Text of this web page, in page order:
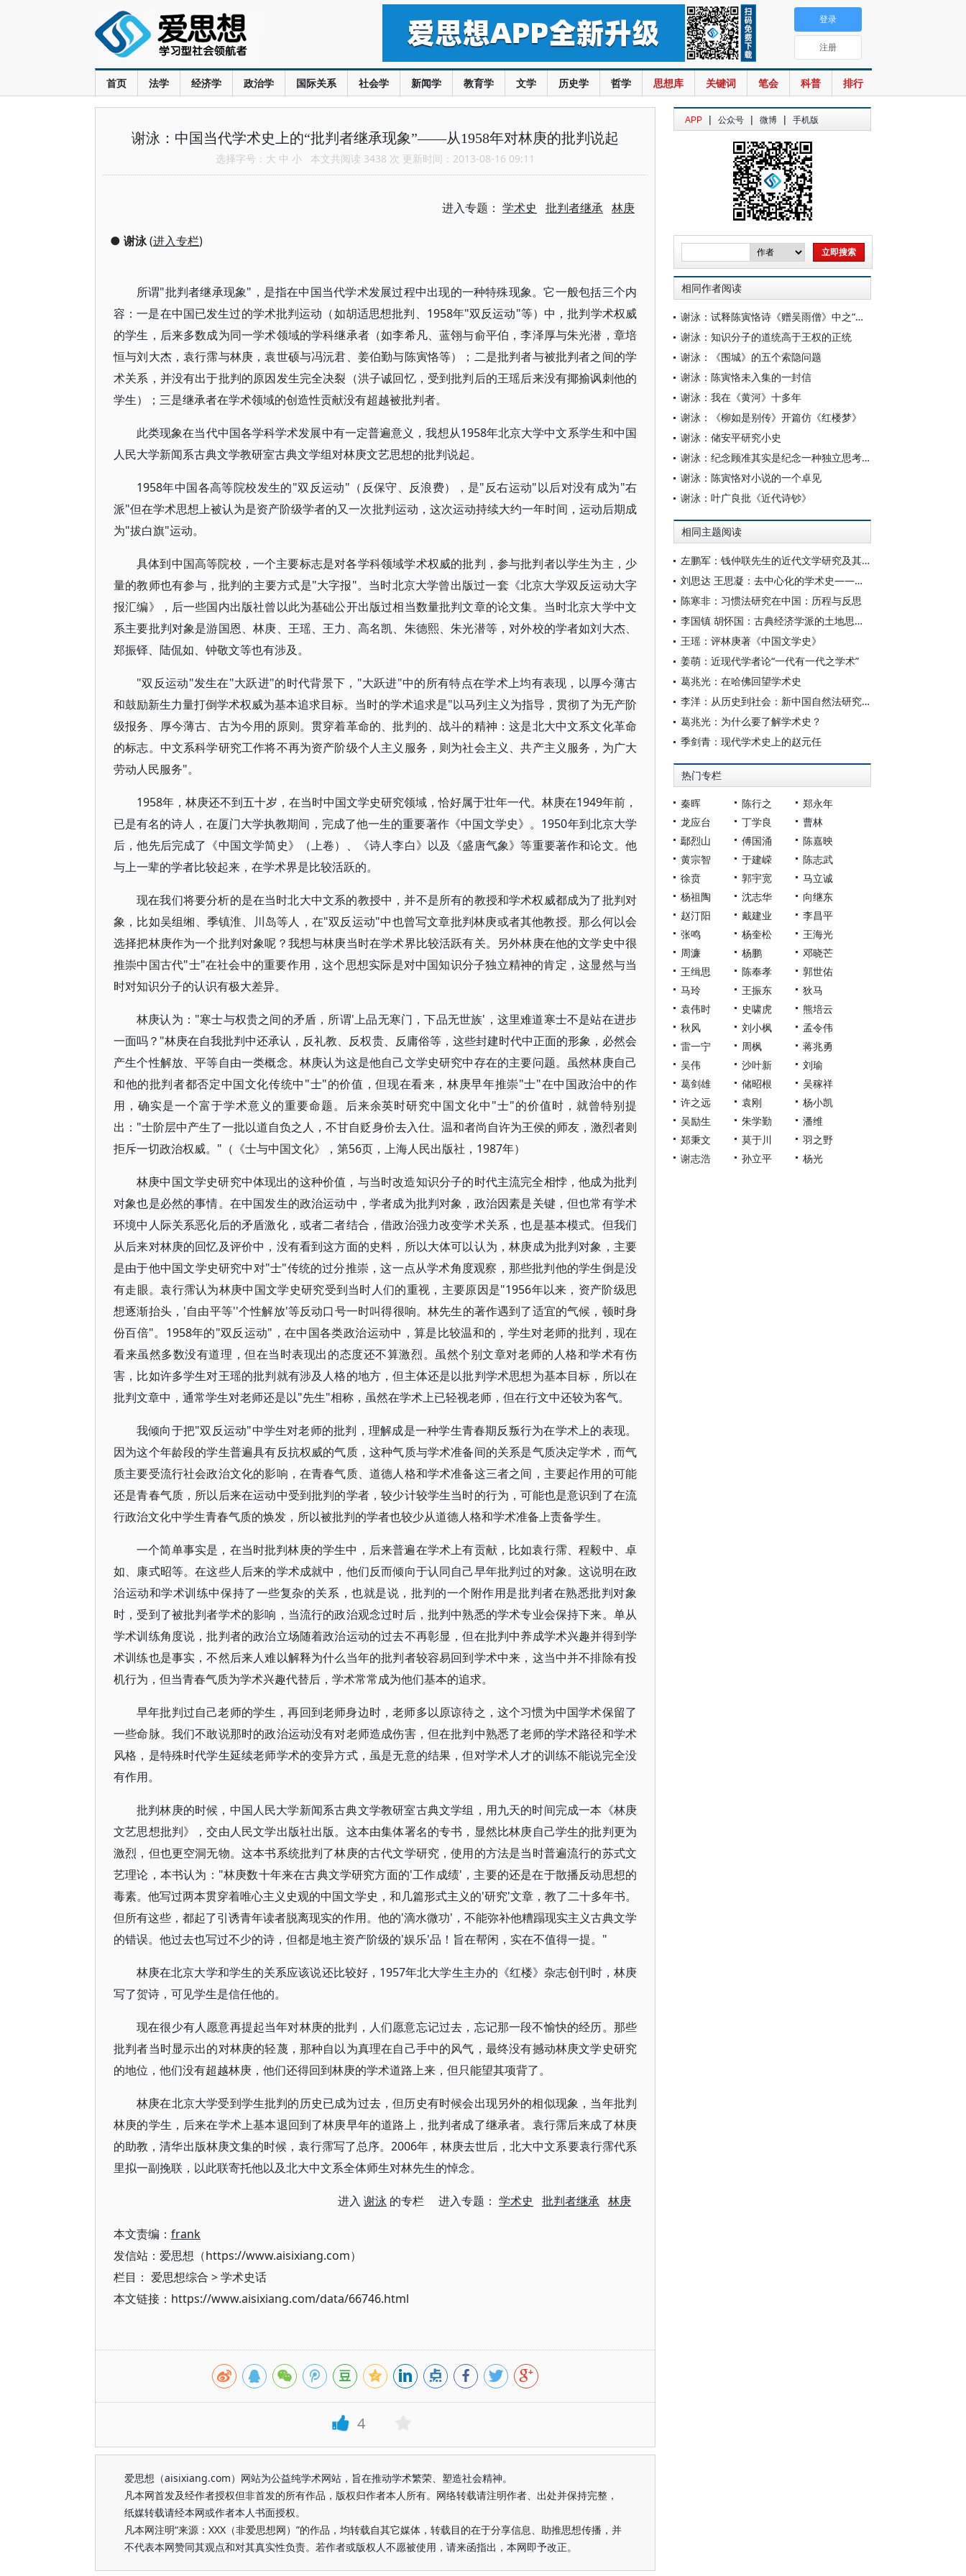
首页 法学 经济学 政治学 国际关系 社会学 新闻学 教育学 文学 历史学 哲学 思想库 关键词 笔会 科普 排行
登录
注册
谢泳：中国当代学术史上的“批判者继承现象”——从1958年对林庚的批判说起
选择字号： 大 中 小 本文共阅读 3438 次 更新时间：2013-08-16 09:11
进入专题： 学术史 批判者继承 林庚
● 谢泳(进入专栏)
所谓"批判者继承现象"，是指在中国当代学术发展过程中出现的一种特殊现象。它一般包括三个内
容：一是在中国已发生过的学术批判运动（如胡适思想批判、1958年"双反运动"等）中，批判学术权威
的学生，后来多数成为同一学术领域的学科继承者（如李希凡、蓝翎与俞平伯，李泽厚与朱光潜，章培
恒与刘大杰，袁行霈与林庚，袁世硕与冯沅君、姜伯勤与陈寅恪等）；二是批判者与被批判者之间的学
术关系，并没有出于批判的原因发生完全决裂（洪子诚回忆，受到批判后的王瑶后来没有揶揄讽刺他的
学生）；三是继承者在学术领域的创造性贡献没有超越被批判者。
此类现象在当代中国各学科学术发展中有一定普遍意义，我想从1958年北京大学中文系学生和中国
人民大学新闻系古典文学教研室古典文学组对林庚文艺思想的批判说起。
1958年中国各高等院校发生的"双反运动"（反保守、反浪费），是"反右运动"以后对没有成为"右
派"但在学术思想上被认为是资产阶级学者的又一次批判运动，这次运动持续大约一年时间，运动后期成
为"拔白旗"运动。
具体到中国高等院校，一个主要标志是对各学科领域学术权威的批判，参与批判者以学生为主，少
量的教师也有参与，批判的主要方式是"大字报"。当时北京大学曾出版过一套《北京大学双反运动大字
报汇编》，后一些国内出版社曾以此为基础公开出版过相当数量批判文章的论文集。当时北京大学中文
系主要批判对象是游国恩、林庚、王瑶、王力、高名凯、朱德熙、朱光潜等，对外校的学者如刘大杰、
郑振铎、陆侃如、钟敬文等也有涉及。
"双反运动"发生在"大跃进"的时代背景下，"大跃进"中的所有特点在学术上均有表现，以厚今薄古
和鼓励新生力量打倒学术权威为基本追求目标。当时的学术追求是"以马列主义为指导，贯彻了为无产阶
级报务、厚今薄古、古为今用的原则。贯穿着革命的、批判的、战斗的精神：这是北大中文系文化革命
的标志。中文系科学研究工作将不再为资产阶级个人主义服务，则为社会主义、共产主义服务，为广大
劳动人民服务"。
1958年，林庚还不到五十岁，在当时中国文学史研究领域，恰好属于壮年一代。林庚在1949年前，
已是有名的诗人，在厦门大学执教期间，完成了他一生的重要著作《中国文学史》。1950年到北京大学
后，他先后完成了《中国文学简史》（上卷）、《诗人李白》以及《盛唐气象》等重要著作和论文。他
与上一辈的学者比较起来，在学术界是比较活跃的。
现在我们将要分析的是在当时北大中文系的教授中，并不是所有的教授和学术权威都成为了批判对
象，比如吴组缃、季镇淮、川岛等人，在"双反运动"中也曾写文章批判林庚或者其他教授。那么何以会
选择把林庚作为一个批判对象呢？我想与林庚当时在学术界比较活跃有关。另外林庚在他的文学史中很
推崇中国古代"士"在社会中的重要作用，这个思想实际是对中国知识分子独立精神的肯定，这显然与当
时对知识分子的认识有极大差异。
林庚认为："寒士与权贵之间的矛盾，所谓'上品无寒门，下品无世族'，这里难道寒士不是站在进步
一面吗？"林庚在自我批判中还承认，反礼教、反权贵、反庸俗等，这些封建时代中正面的形象，必然会
产生个性解放、平等自由一类概念。林庚认为这是他自己文学史研究中存在的主要问题。虽然林庚自己
和他的批判者都否定中国文化传统中"士"的价值，但现在看来，林庚早年推崇"士"在中国政治中的作
用，确实是一个富于学术意义的重要命题。后来余英时研究中国文化中"士"的价值时，就曾特别提
出："士阶层中产生了一批以道自负之人，不甘自贬身价去入仕。温和者尚自许为王侯的师友，激烈者则
拒斥一切政治权威。"（《士与中国文化》，第56页，上海人民出版社，1987年）
林庚中国文学史研究中体现出的这种价值，与当时改造知识分子的时代主流完全相悖，他成为批判
对象也是必然的事情。在中国发生的政治运动中，学者成为批判对象，政治因素是关键，但也常有学术
环境中人际关系恶化后的矛盾激化，或者二者结合，借政治强力改变学术关系，也是基本模式。但我们
从后来对林庚的回忆及评价中，没有看到这方面的史料，所以大体可以认为，林庚成为批判对象，主要
是由于他中国文学史研究中对"士"传统的过分推崇，这一点从学术角度观察，那些批判他的学生倒是没
有走眼。袁行霈认为林庚中国文学史研究受到当时人们的重视，主要原因是"1956年以来，资产阶级思
想逐渐抬头，'自由平等''个性解放'等反动口号一时叫得很响。林先生的著作遇到了适宜的气候，顿时身
份百倍"。1958年的"双反运动"，在中国各类政治运动中，算是比较温和的，学生对老师的批判，现在
看来虽然多数没有道理，但在当时表现出的态度还不算激烈。虽然个别文章对老师的人格和学术有伤
害，比如许多学生对王瑶的批判就有涉及人格的地方，但主体还是以批判学术思想为基本目标，所以在
批判文章中，通常学生对老师还是以"先生"相称，虽然在学术上已轻视老师，但在行文中还较为客气。
我倾向于把"双反运动"中学生对老师的批判，理解成是一种学生青春期反叛行为在学术上的表现。
因为这个年龄段的学生普遍具有反抗权威的气质，这种气质与学术准备间的关系是气质决定学术，而气
质主要受流行社会政治文化的影响，在青春气质、道德人格和学术准备这三者之间，主要起作用的可能
还是青春气质，所以后来在运动中受到批判的学者，较少计较学生当时的行为，可能也是意识到了在流
行政治文化中学生青春气质的焕发，所以被批判的学者也较少从道德人格和学术准备上责备学生。
一个简单事实是，在当时批判林庚的学生中，后来普遍在学术上有贡献，比如袁行霈、程毅中、卓
如、康式昭等。在这些人后来的学术成就中，他们反而倾向于认同自己早年批判过的对象。这说明在政
治运动和学术训练中保持了一些复杂的关系，也就是说，批判的一个附作用是批判者在熟悉批判对象
时，受到了被批判者学术的影响，当流行的政治观念过时后，批判中熟悉的学术专业会保持下来。单从
学术训练角度说，批判者的政治立场随着政治运动的过去不再彰显，但在批判中养成学术兴趣并得到学
术训练也是事实，不然后来人难以解释为什么当年的批判者较容易回到学术中来，这当中并不排除有投
机行为，但当青春气质为学术兴趣代替后，学术常常成为他们基本的追求。
早年批判过自己老师的学生，再回到老师身边时，老师多以原谅待之，这个习惯为中国学术保留了
一些命脉。我们不敢说那时的政治运动没有对老师造成伤害，但在批判中熟悉了老师的学术路径和学术
风格，是特殊时代学生延续老师学术的变异方式，虽是无意的结果，但对学术人才的训练不能说完全没
有作用。
批判林庚的时候，中国人民大学新闻系古典文学教研室古典文学组，用九天的时间完成一本《林庚
文艺思想批判》，交由人民文学出版社出版。这本由集体署名的专书，显然比林庚自己学生的批判更为
激烈，但也更空洞无物。这本书系统批判了林庚的古代文学研究，使用的方法是当时普遍流行的苏式文
艺理论，本书认为："林庚数十年来在古典文学研究方面的'工作成绩'，主要的还是在于散播反动思想的
毒素。他写过两本贯穿着唯心主义史观的中国文学史，和几篇形式主义的'研究'文章，教了二十多年书。
但所有这些，都起了引诱青年读者脱离现实的作用。他的'滴水微功'，不能弥补他糟蹋现实主义古典文学
的错误。他过去也写过不少的诗，但都是地主资产阶级的'娱乐'品！旨在帮闲，实在不值得一提。"
林庚在北京大学和学生的关系应该说还比较好，1957年北大学生主办的《红楼》杂志创刊时，林庚
写了贺诗，可见学生是信任他的。
现在很少有人愿意再提起当年对林庚的批判，人们愿意忘记过去，忘记那一段不愉快的经历。那些
批判者当时显示出的对林庚的轻蔑，那种自以为真理在自己手中的风气，最终没有撼动林庚文学史研究
的地位，他们没有超越林庚，他们还得回到林庚的学术道路上来，但只能望其项背了。
林庚在北京大学受到学生批判的历史已成为过去，但历史有时候会出现另外的相似现象，当年批判
林庚的学生，后来在学术上基本退回到了林庚早年的道路上，批判者成了继承者。袁行霈后来成了林庚
的助教，清华出版林庚文集的时候，袁行霈写了总序。2006年，林庚去世后，北大中文系要袁行霈代系
里拟一副挽联，以此联寄托他以及北大中文系全体师生对林先生的悼念。
进入 谢泳 的专栏 进入专题： 学术史 批判者继承 林庚
本文责编： frank
发信站：爱思想（https://www.aisixiang.com）
栏目： 爱思想综合 >学术史话
本文链接：https://www.aisixiang.com/data/66746.html
4
爱思想（aisixiang.com）网站为公益纯学术网站，旨在推动学术繁荣、塑造社会精神。
凡本网首发及经作者授权但非首发的所有作品，版权归作者本人所有。网络转载请注明作者、出处并保持完整，
纸媒转载请经本网或作者本人书面授权。
凡本网注明“来源：XXX（非爱思想网）”的作品，均转载自其它媒体，转载目的在于分享信息、助推思想传播，并
不代表本网赞同其观点和对其真实性负责。若作者或版权人不愿被使用，请来函指出，本网即予改正。
APP | 公众号 | 微博 | 手机版
相同作者阅读
谢泳：试释陈寅恪诗《赠吴雨僧》中之“讵公”
谢泳：知识分子的道统高于王权的正统
谢泳：《围城》的五个索隐问题
谢泳：陈寅恪未入集的一封信
谢泳：我在《黄河》十多年
谢泳：《柳如是别传》开篇仿《红楼梦》
谢泳：储安平研究小史
谢泳：纪念顾准其实是纪念一种独立思考精神
谢泳：陈寅恪对小说的一个卓见
谢泳：叶广良批《近代诗钞》
相同主题阅读
左鹏军：钱仲联先生的近代文学研究及其学术史意义
刘思达 王思凝：去中心化的学术史——以社会学芝加哥学派为例
陈寒非：习惯法研究在中国：历程与反思
李国镇 胡怀国：古典经济学派的土地思想——基于学术史的考察
王瑶：评林庚著《中国文学史》
姜萌：近现代学者论“一代有一代之学术”
葛兆光：在哈佛回望学术史
李洋：从历史到社会：新中国自然法研究回理
葛兆光：为什么要了解学术史？
季剑青：现代学术史上的赵元任
热门专栏
秦晖 陈行之
郑永年
龙应台
丁学良
曹林
鄢烈山
傅国涌
陈嘉映
黄宗智
于建嵘
陈志武
徐贲
郭宇宽
马立诚
杨祖陶
沈志华
向继东
赵汀阳
戴建业
李昌平
张鸣
杨奎松
王海光
周濂
杨鹏
邓晓芒
王缉思
陈奉孝
郭世佑
马玲
王振东
狄马
袁伟时
史啸虎
熊培云
秋风
刘小枫
孟令伟
雷一宁
周枫
蒋兆勇
吴伟
沙叶新
刘瑜
葛剑雄
储昭根
吴稼祥
许之远
袁刚
杨小凯
吴励生
朱学勤
潘维
郑秉文
莫于川
羽之野
谢志浩
孙立平 杨光